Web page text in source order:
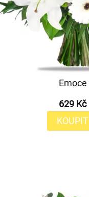
Emoce
629 Kč
KOUPIT